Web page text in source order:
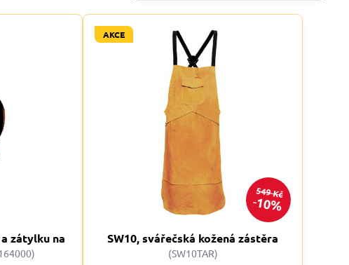
zátylku na
549 Kč
10%
AKCE
SW10, svářečská kožená zástěra
(SW10TAR)